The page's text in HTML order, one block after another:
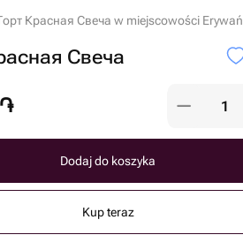
Красная Свеча w miejscowości Erywań
Свеча
֏
Dodaj do koszyka
Kup teraz